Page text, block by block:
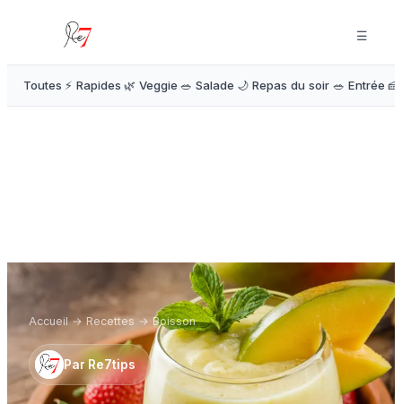
☰
Toutes ⚡ Rapides 🌿 Veggie 🥗 Salade 🌙 Repas du soir 🥗 Entrée
Accueil→ Recettes→ Boisson
Par Re7tips